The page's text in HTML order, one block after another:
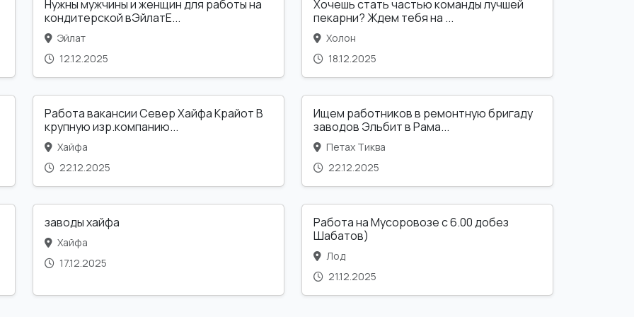
Нужны мужчины и женщин для работы на
кондитерской вЭйлатЕ...
Эйлат
12.12.2025
Хочешь стать частью команды лучшей
пекарни? Ждем тебя на ...
Холон
18.12.2025
Работа вакансии Север Хайфа Крайот В
крупную изр.компанию...
Хайфа
22.12.2025
Ищем работников в ремонтную бригаду
заводов Эльбит в Рама...
Петах Тиква
22.12.2025
заводы хайфа
Хайфа
17.12.2025
Работа на Мусоровозе с 6.00 добез
Шабатов)
Лод
21.12.2025